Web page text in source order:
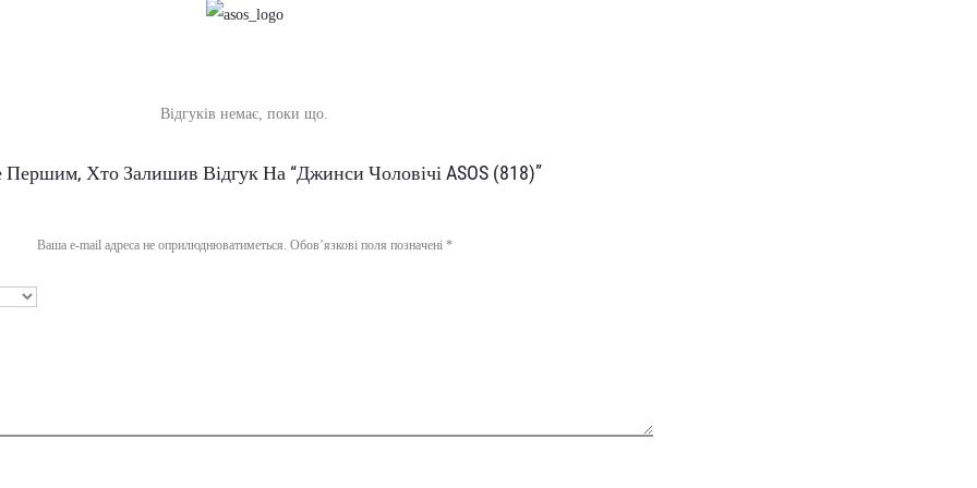
Відгуків немає, поки що.
Першим, Хто Залишив Відгук На “Джинси Чоловічі ASOS (818)”
Ваша e-mail адреса не оприлюднюватиметься. Обов’язкові поля позначені *